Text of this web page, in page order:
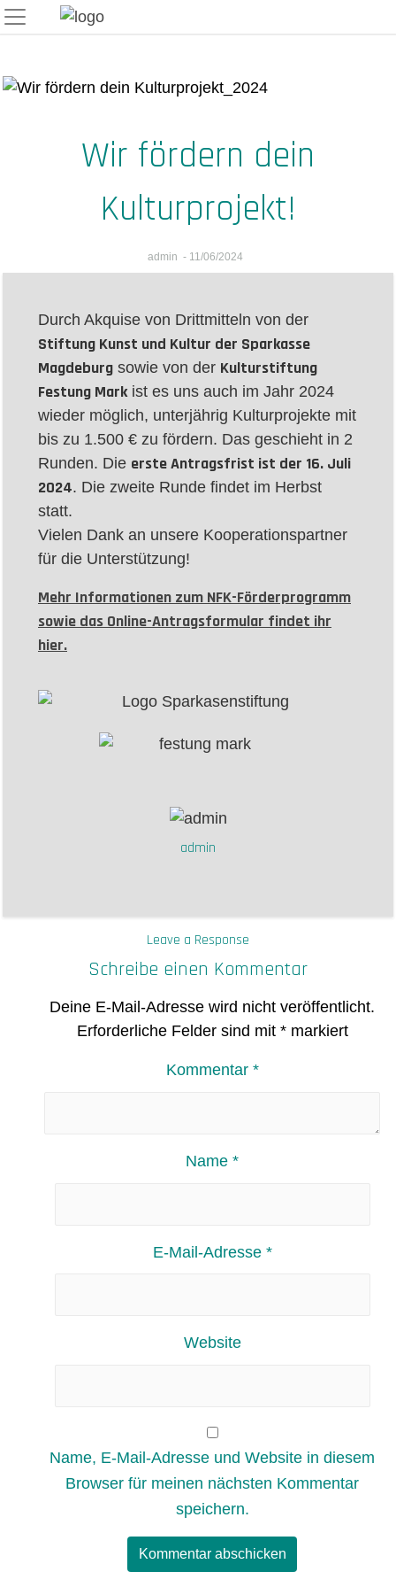
Skip
to
Wir fördern dein
Kulturprojekt!
admin - 11/06/2024
Durch Akquise von Drittmitteln von der
Stiftung Kunst und Kultur der Sparkasse
Magdeburg sowie von der Kulturstiftung
Festung Markist es uns auch im Jahr 2024
wieder möglich, unterjährig Kulturprojekte mit
bis zu 1.500 € zu fördern. Das geschieht in 2
Runden. Die erste Antragsfrist ist der 16. Juli
2024. Die zweite Runde findet im Herbst
statt.
Vielen Dank an unsere Kooperationspartner
für die Unterstützung!
Mehr Informationen zum NFK-Förderprogramm
sowie das Online-Antragsformular findet ihr
hier.
admin
Leave a Response
Schreibe einen Kommentar
Deine E-Mail-Adresse wird nicht veröffentlicht.
Erforderliche Felder sind mit *markiert
Kommentar *
Name *
E-Mail-Adresse *
Website
Name, E-Mail-Adresse und Website in diesem
Browser für meinen nächsten Kommentar
speichern.